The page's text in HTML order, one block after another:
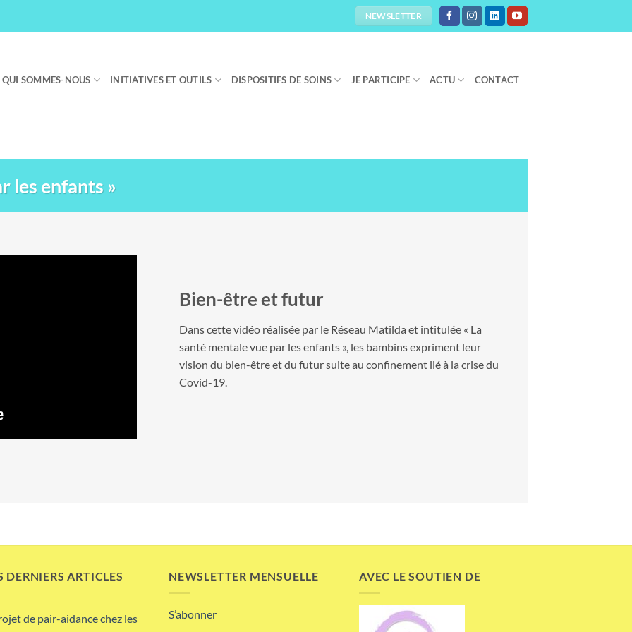
NEWSLETTER
QUI SOMMES-NOUS INITIATIVES ET OUTILS DISPOSITIFS DE SOINS JE PARTICIPE ACTU CONTACT
les enfants »
Bien-être et futur
Dans cette vidéo réalisée par le Réseau Matilda et intitulée « La
santé mentale vue par les enfants », les bambins expriment leur
vision du bien-être et du futur suite au confinement lié à la crise du
Covid-19.
DERNIERS ARTICLES
de pair-aidance chez les
NEWSLETTER MENSUELLE
S’abonner
AVEC LE SOUTIEN DE